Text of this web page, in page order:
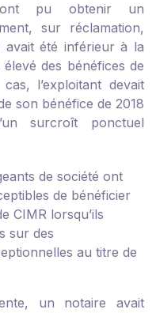
ont pu obtenir un
sur réclamation,
avait été inférieur à la
des bénéfices de
l’exploitant devait
son bénéfice de 2018
surcroît ponctuel
de société ont
de bénéficier
CIMR lorsqu’ils
sur des
au titre de
un notaire avait